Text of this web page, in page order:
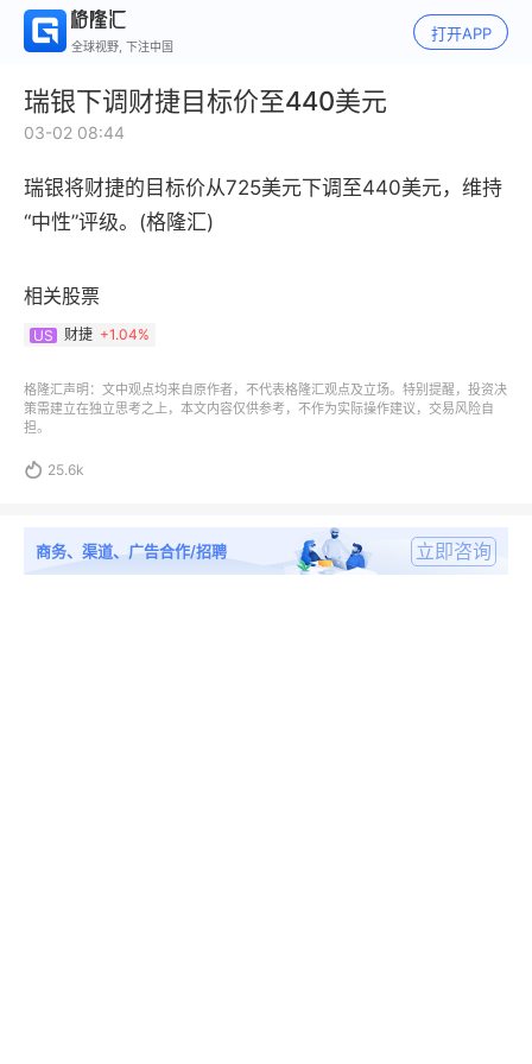
全球视野, 下注中国
打开APP
瑞银下调财捷目标价至440美元
03-02 08:44
瑞银将财捷的目标价从725美元下调至440美元，维持
“中性”评级。(格隆汇)
相关股票
US 财捷 +1.04%
格隆汇声明：文中观点均来自原作者，不代表格隆汇观点及立场。特别提醒，投资决
策需建立在独立思考之上，本文内容仅供参考，不作为实际操作建议，交易风险自
担。
 25.6k
商务、渠道、广告合作/招聘 立即咨询